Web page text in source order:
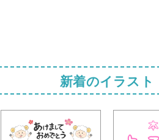
新着のイラスト